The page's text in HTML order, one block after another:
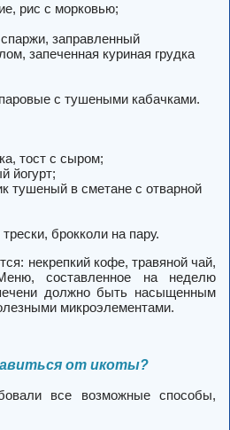
рис с морковью;
заправленный
запеченная куриная грудка
с тушеными кабачками.
тост с сыром;
йогурт;
тушеный в сметане с отварной
брокколи на пару.
некрепкий кофе, травяной чай,
составленное на неделю
должно быть насыщенным
микроэлементами.
от икоты?
все возможные способы,